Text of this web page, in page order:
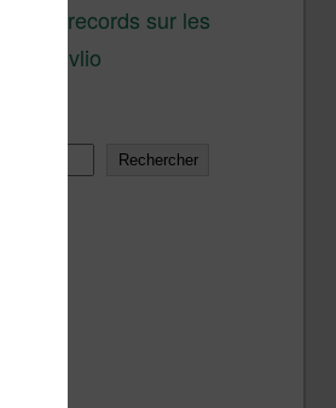
records sur les
et Vivlio
Rechercher